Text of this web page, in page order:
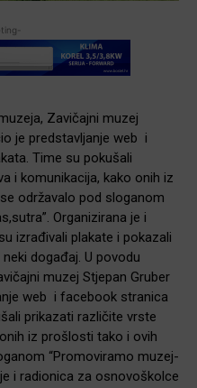
Zavičajni muzej
je predstavljanje web i
Time su pokušali
i komunikacija, kako onih iz
održavalo pod sloganom
Organizirana je i
izrađivali plakate i pokazali
događaj. U povodu
muzej Stjepan Gruber
web i facebook stranica
prikazati različite vrste
iz prošlosti tako i ovih
“Promoviramo muzej-
i radionica za osnovoškolce